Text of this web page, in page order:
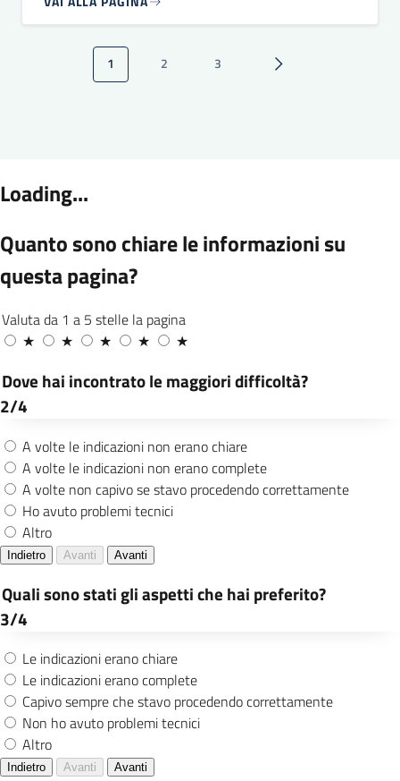
Paginazione
Pagina attuale
1 Pagina
2 Pagina
3 Pagina successiva